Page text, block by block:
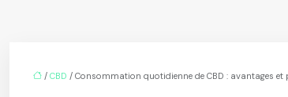
/ CBD / Consommation quotidienne de CBD : avantages